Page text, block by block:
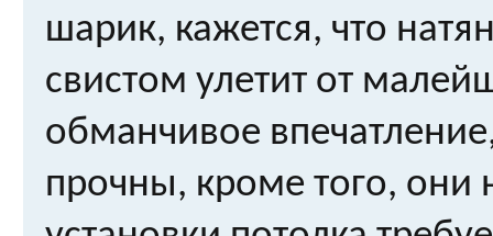
шарик, кажется, что
свистом улетит от
обманчивое
прочны, кроме того, они